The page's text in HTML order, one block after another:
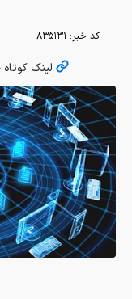
کد خبر: ۸۳۵۱۳۱
لینک کوتاه